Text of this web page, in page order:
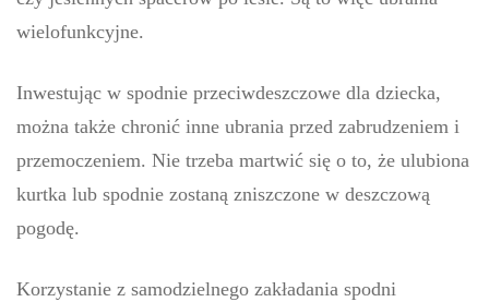
wielofunkcyjne.
Inwestując w spodnie przeciwdeszczowe dla dziecka,
można także chronić inne ubrania przed zabrudzeniem i
przemoczeniem. Nie trzeba martwić się o to, że ulubiona
kurtka lub spodnie zostaną zniszczone w deszczową
pogodę.
Korzystanie z samodzielnego zakładania spodni